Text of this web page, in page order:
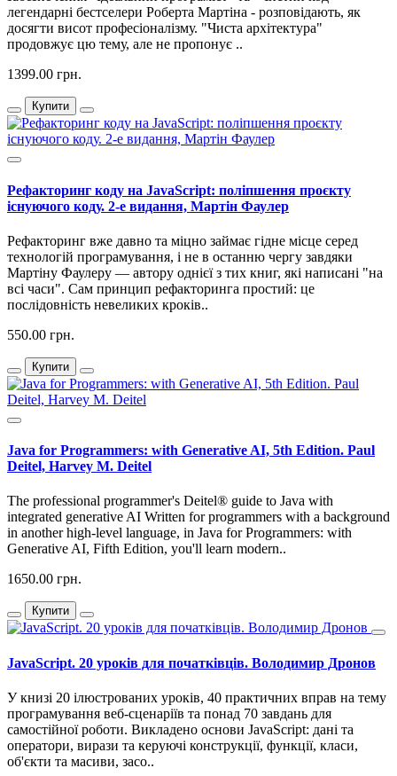
легендарні бестселери Роберта Мартіна - розповідають, як
досягти висот професіоналізму. "Чиста архітектура"
продовжує цю тему, але не пропонує ..
1399.00 грн.
Купити
Рефакторинг коду на JavaScript: поліпшення проєкту
існуючого коду. 2-е видання, Мартін Фаулер
Рефакторинг вже давно та міцно займає гідне місце серед
технологій програмування, і не в останню чергу завдяки
Мартіну Фаулеру — автору однієї з тих книг, які написані "на
всі часи". Сам принцип рефакторинга простий: це
послідовність невеликих кроків..
550.00 грн.
Купити
Java for Programmers: with Generative AI, 5th Edition. Paul
Deitel, Harvey M. Deitel
The professional programmer's Deitel® guide to Java with
integrated generative AI Written for programmers with a background
in another high-level language, in Java for Programmers: with
Generative AI, Fifth Edition, you'll learn modern..
1650.00 грн.
Купити
JavaScript. 20 уроків для початківців. Володимир Дронов
У книзі 20 ілюстрованих уроків, 40 практичних вправ на тему
програмування веб-сценаріїв та понад 70 завдань для
самостійної роботи. Викладено основи JavaScript: дані та
оператори, вирази та керуючі конструкції, функції, класи,
об'єкти та масиви, засо..